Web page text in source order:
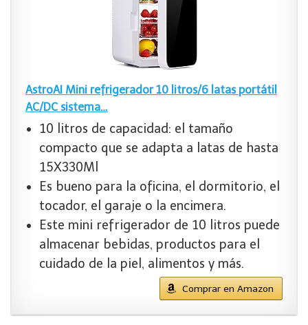
AstroAI Mini refrigerador 10 litros/6 latas portátil
AC/DC sistema…
10 litros de capacidad: el tamaño
compacto que se adapta a latas de hasta
15X330Ml
Es bueno para la oficina, el dormitorio, el
tocador, el garaje o la encimera.
Este mini refrigerador de 10 litros puede
almacenar bebidas, productos para el
cuidado de la piel, alimentos y más.
Comprar en Amazon